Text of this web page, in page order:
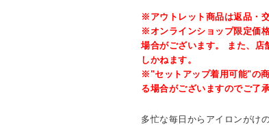
※アウトレット商品は返品・
※オンラインショップ限定価
場合がございます。 また、店
しかねます。
※"セットアップ着用可能"の
る場合がございますのでご了
多忙な毎日からアイロンがけ